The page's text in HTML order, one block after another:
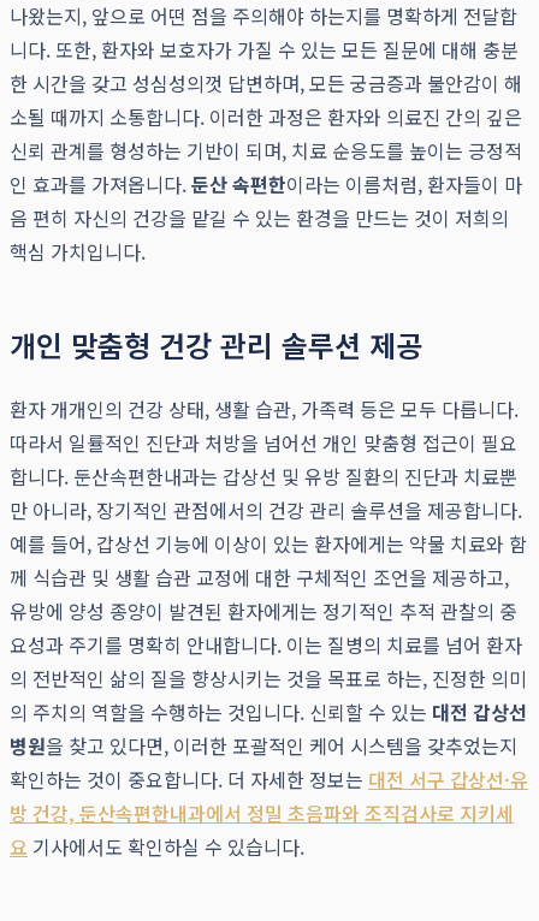
나왔는지, 앞으로 어떤 점을 주의해야 하는지를 명확하게 전달합
니다. 또한, 환자와 보호자가 가질 수 있는 모든 질문에 대해 충분
한 시간을 갖고 성심성의껏 답변하며, 모든 궁금증과 불안감이 해
소될 때까지 소통합니다. 이러한 과정은 환자와 의료진 간의 깊은
신뢰 관계를 형성하는 기반이 되며, 치료 순응도를 높이는 긍정적
인 효과를 가져옵니다.둔산 속편한이라는 이름처럼, 환자들이 마
음 편히 자신의 건강을 맡길 수 있는 환경을 만드는 것이 저희의
핵심 가치입니다.
개인 맞춤형 건강 관리 솔루션 제공
환자 개개인의 건강 상태, 생활 습관, 가족력 등은 모두 다릅니다.
따라서 일률적인 진단과 처방을 넘어선 개인 맞춤형 접근이 필요
합니다. 둔산속편한내과는 갑상선 및 유방 질환의 진단과 치료뿐
만 아니라, 장기적인 관점에서의 건강 관리 솔루션을 제공합니다.
예를 들어, 갑상선 기능에 이상이 있는 환자에게는 약물 치료와 함
께 식습관 및 생활 습관 교정에 대한 구체적인 조언을 제공하고,
유방에 양성 종양이 발견된 환자에게는 정기적인 추적 관찰의 중
요성과 주기를 명확히 안내합니다. 이는 질병의 치료를 넘어 환자
의 전반적인 삶의 질을 향상시키는 것을 목표로 하는, 진정한 의미
의 주치의 역할을 수행하는 것입니다. 신뢰할 수 있는 대전 갑상선
병원을 찾고 있다면, 이러한 포괄적인 케어 시스템을 갖추었는지
확인하는 것이 중요합니다. 더 자세한 정보는 대전 서구 갑상선·유
방 건강, 둔산속편한내과에서 정밀 초음파와 조직검사로 지키세
요 기사에서도 확인하실 수 있습니다.